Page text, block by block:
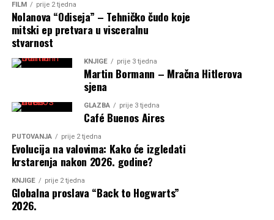
FILM prije 2 tjedna
Nolanova “Odiseja” – Tehničko čudo koje
mitski ep pretvara u visceralnu
stvarnost
KNJIGE prije 3 tjedna
Martin Bormann – Mračna Hitlerova
sjena
GLAZBA prije 3 tjedna
Café Buenos Aires
PUTOVANJA prije 2 tjedna
Evolucija na valovima: Kako će izgledati
krstarenja nakon 2026. godine?
KNJIGE prije 2 tjedna
Globalna proslava “Back to Hogwarts”
2026.